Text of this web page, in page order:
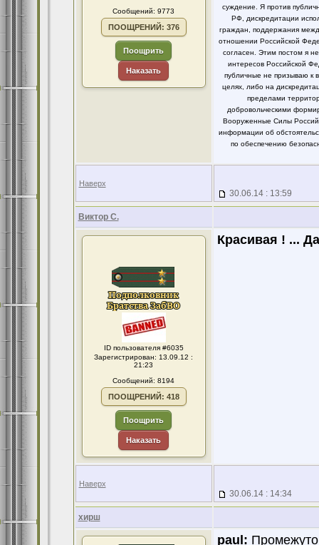
Сообщений: 9773
ПООЩРЕНИЙ: 376
Поощрить
Наказать
суждение. Я против
РФ, дискредитации
граждан, поддержания
отношении Российской
согласен. Этим постом я
интересов Российской
публичные не призываю к
целях, либо на
пределами
добровольческими
Вооруженные Силы
информации об
по обеспечению
Наверх
30.06.14 : 13:59
Виктор С.
ID пользователя #6035
Зарегистрирован: 13.09.12 :
21:23
Сообщений: 8194
ПООЩРЕНИЙ: 418
Поощрить
Наказать
Красивая ! ...
Наверх
30.06.14 : 14:34
хирш
paul: